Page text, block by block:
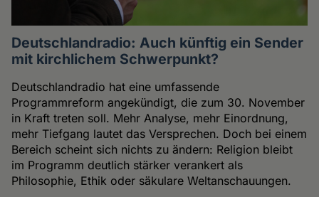
Deutschlandradio: Auch künftig ein Sender
mit kirchlichem Schwerpunkt?
Deutschlandradio hat eine umfassende
Programmreform angekündigt, die zum 30. November
in Kraft treten soll. Mehr Analyse, mehr Einordnung,
mehr Tiefgang lautet das Versprechen. Doch bei einem
Bereich scheint sich nichts zu ändern: Religion bleibt
im Programm deutlich stärker verankert als
Philosophie, Ethik oder säkulare Weltanschauungen.